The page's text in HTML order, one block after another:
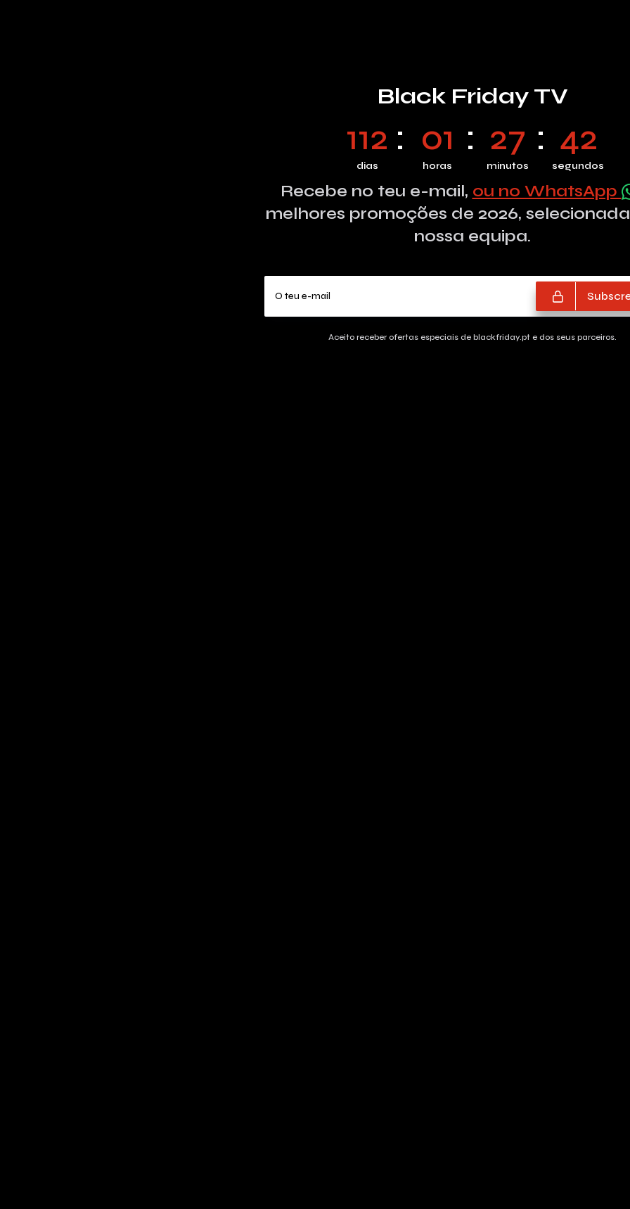
Black Friday TV
112
dias
01
horas
27
minutos
41
segundos
Recebe no teu e-mail, ou no WhatsApp
melhores promoções de 2026,
nossa equipa.
O teu e-mail
Aceito receber ofertas especiais de blackfriday.pt e dos seus parceiros.